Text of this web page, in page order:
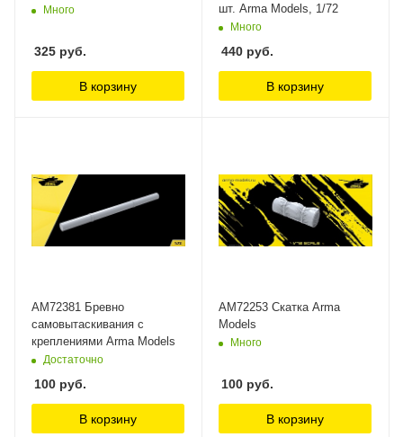
Много
325 руб.
В корзину
шт. Arma Models, 1/72
Много
440 руб.
В корзину
AM72381 Бревно
самовытаскивания с
креплениями Arma Models
Достаточно
100 руб.
В корзину
AM72253 Скатка Arma
Models
Много
100 руб.
В корзину